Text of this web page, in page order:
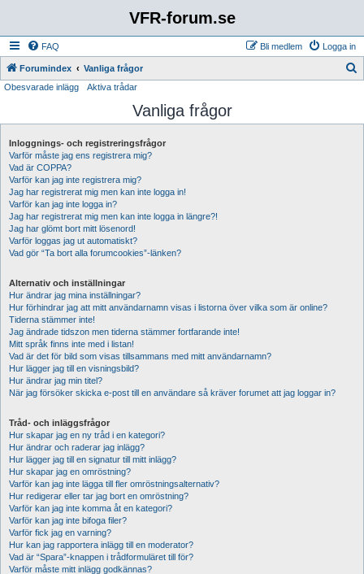
VFR-forum.se
FAQ Logga in
Bli medlem
Forumindex Vanliga frågor
Obesvarade inlägg Aktiva trådar
Vanliga frågor
Inloggnings- och registreringsfrågor
Varför måste jag ens registrera mig?
Vad är COPPA?
Varför kan jag inte registrera mig?
Jag har registrerat mig men kan inte logga in!
Varför kan jag inte logga in?
Jag har registrerat mig men kan inte logga in längre?!
Jag har glömt bort mitt lösenord!
Varför loggas jag ut automatiskt?
Vad gör “Ta bort alla forumcookies”-länken?
Alternativ och inställningar
Hur ändrar jag mina inställningar?
Hur förhindrar jag att mitt användarnamn visas i listorna över vilka som är online?
Tiderna stämmer inte!
Jag ändrade tidszon men tiderna stämmer fortfarande inte!
Mitt språk finns inte med i listan!
Vad är det för bild som visas tillsammans med mitt användarnamn?
Hur lägger jag till en visningsbild?
Hur ändrar jag min titel?
När jag försöker skicka e-post till en användare så kräver forumet att jag loggar in?
Tråd- och inläggsfrågor
Hur skapar jag en ny tråd i en kategori?
Hur ändrar och raderar jag inlägg?
Hur lägger jag till en signatur till mitt inlägg?
Hur skapar jag en omröstning?
Varför kan jag inte lägga till fler omröstningsalternativ?
Hur redigerar eller tar jag bort en omröstning?
Varför kan jag inte komma åt en kategori?
Varför kan jag inte bifoga filer?
Varför fick jag en varning?
Hur kan jag rapportera inlägg till en moderator?
Vad är “Spara”-knappen i trådformuläret till för?
Varför måste mitt inlägg godkännas?